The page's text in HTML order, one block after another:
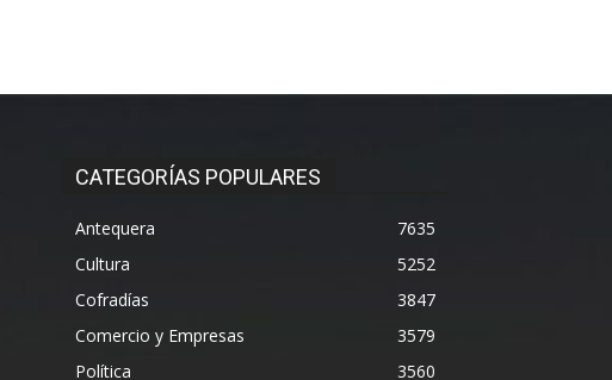
CATEGORÍAS POPULARES
Antequera
7635
Cultura
5252
Cofradías
3847
Comercio y Empresas
3579
Política
3560